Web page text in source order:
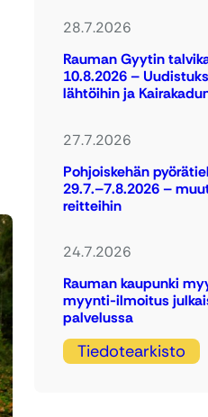
28.7.2026
Rauman Gyytin
10.8.2026 –
lähtöihin ja
27.7.2026
Pohjoiskehän
29.7.–7.8.2026 –
reitteihin
24.7.2026
Rauman kaupunki
myynti-ilmoitus
palvelussa
Tiedotearkisto